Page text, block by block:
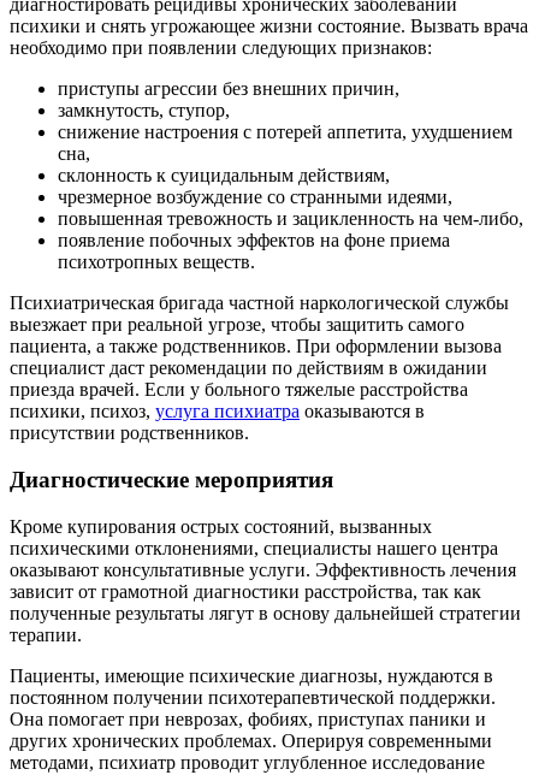
диагностировать рецидивы хронических заболеваний
психики и снять угрожающее жизни состояние. Вызвать врача
необходимо при появлении следующих признаков:
приступы агрессии без внешних причин,
замкнутость, ступор,
снижение настроения с потерей аппетита, ухудшением
сна,
склонность к суицидальным действиям,
чрезмерное возбуждение со странными идеями,
повышенная тревожность и зацикленность на чем-либо,
появление побочных эффектов на фоне приема
психотропных веществ.
Психиатрическая бригада частной наркологической службы
выезжает при реальной угрозе, чтобы защитить самого
пациента, а также родственников. При оформлении вызова
специалист даст рекомендации по действиям в ожидании
приезда врачей. Если у больного тяжелые расстройства
психики, психоз, услуга психиатра оказываются в
присутствии родственников.
Диагностические мероприятия
Кроме купирования острых состояний, вызванных
психическими отклонениями, специалисты нашего центра
оказывают консультативные услуги. Эффективность лечения
зависит от грамотной диагностики расстройства, так как
полученные результаты лягут в основу дальнейшей стратегии
терапии.
Пациенты, имеющие психические диагнозы, нуждаются в
постоянном получении психотерапевтической поддержки.
Она помогает при неврозах, фобиях, приступах паники и
других хронических проблемах. Оперируя современными
методами, психиатр проводит углубленное исследование